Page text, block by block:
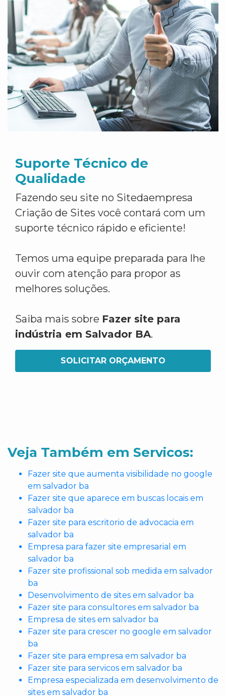
Suporte Técnico de
Qualidade
Fazendo seu site no Sitedaempresa
Criação de Sites você contará com um
suporte técnico rápido e eficiente!
Temos uma equipe preparada para lhe
ouvir com atenção para propor as
melhores soluções.
Saiba mais sobre Fazer site para
indústria em Salvador BA.
SOLICITAR ORÇAMENTO
Veja Também em Servicos:
Fazer site que aumenta visibilidade no google
em salvador ba
Fazer site que aparece em buscas locais em
salvador ba
Fazer site para escritorio de advocacia em
salvador ba
Empresa para fazer site empresarial em
salvador ba
Fazer site profissional sob medida em salvador
ba
Desenvolvimento de sites em salvador ba
Fazer site para consultores em salvador ba
Empresa de sites em salvador ba
Fazer site para crescer no google em salvador
ba
Fazer site para empresa em salvador ba
Fazer site para servicos em salvador ba
Empresa especializada em desenvolvimento de
sites em salvador ba